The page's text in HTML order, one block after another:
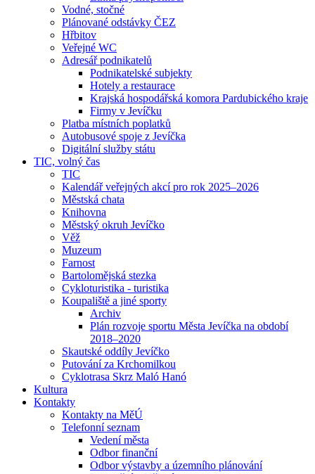
Vodné, stočné
Plánované odstávky ČEZ
Hřbitov
Veřejné WC
Adresář podnikatelů
Podnikatelské subjekty
Hotely a restaurace
Krajská hospodářská komora Pardubického kraje
Firmy v Jevíčku
Platba místních poplatků
Autobusové spoje z Jevíčka
Digitální služby státu
TIC, volný čas
TIC
Kalendář veřejných akcí pro rok 2025–2026
Městská chata
Knihovna
Městský okruh Jevíčko
Věž
Muzeum
Farnost
Bartolomějská stezka
Cykloturistika - turistika
Koupaliště a jiné sporty
Archiv
Plán rozvoje sportu Města Jevíčka na období
2018–2020
Skautské oddíly Jevíčko
Putování za Krchomilkou
Cyklotrasa Skrz Maló Hanó
Kultura
Kontakty
Kontakty na MěÚ
Telefonní seznam
Vedení města
Odbor finanční
Odbor výstavby a územního plánování